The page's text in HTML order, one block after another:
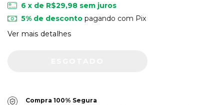
6 x de R$29,98 sem juros
5% de descontopagando com Pix
Ver mais detalhes
Compra 100% Segura